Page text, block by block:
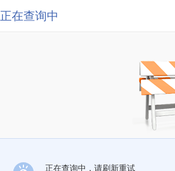
正在查询中
正在查询中，请刷新重试